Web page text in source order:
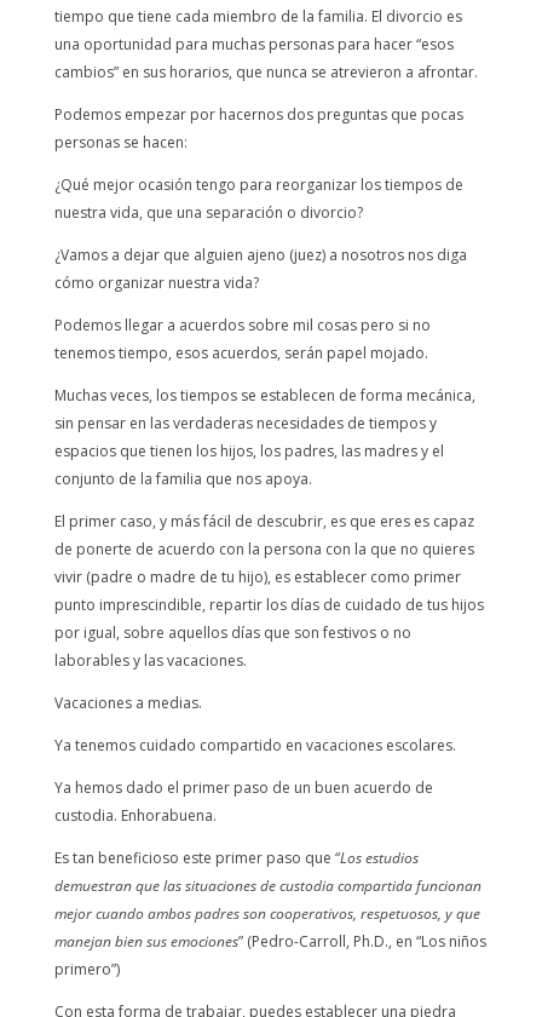
tiempo que tiene cada miembro de la familia. El divorcio es
una oportunidad para muchas personas para hacer “esos
cambios” en sus horarios, que nunca se atrevieron a afrontar.
Podemos empezar por hacernos dos preguntas que pocas
personas se hacen:
¿Qué mejor ocasión tengo para reorganizar los tiempos de
nuestra vida, que una separación o divorcio?
¿Vamos a dejar que alguien ajeno (juez) a nosotros nos diga
cómo organizar nuestra vida?
Podemos llegar a acuerdos sobre mil cosas pero si no
tenemos tiempo, esos acuerdos, serán papel mojado.
Muchas veces, los tiempos se establecen de forma mecánica,
sin pensar en las verdaderas necesidades de tiempos y
espacios que tienen los hijos, los padres, las madres y el
conjunto de la familia que nos apoya.
El primer caso, y más fácil de descubrir, es que eres es capaz
de ponerte de acuerdo con la persona con la que no quieres
vivir (padre o madre de tu hijo), es establecer como primer
punto imprescindible, repartir los días de cuidado de tus hijos
por igual, sobre aquellos días que son festivos o no
laborables y las vacaciones.
Vacaciones a medias.
Ya tenemos cuidado compartido en vacaciones escolares.
Ya hemos dado el primer paso de un buen acuerdo de
custodia. Enhorabuena.
Es tan beneficioso este primer paso que “Los estudios
demuestran que las situaciones de custodia compartida funcionan
mejor cuando ambos padres son cooperativos, respetuosos, y que
manejan bien sus emociones” (Pedro-Carroll, Ph.D., en “Los niños
primero”)
Con esta forma de trabajar, puedes establecer una piedra